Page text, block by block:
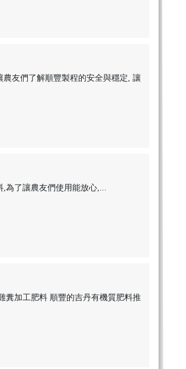
友們了解順豐製程的安全與穩定, 讓
了讓農友們使用能放心,...
糞加工肥料 順豐的吉丹有機質肥料推